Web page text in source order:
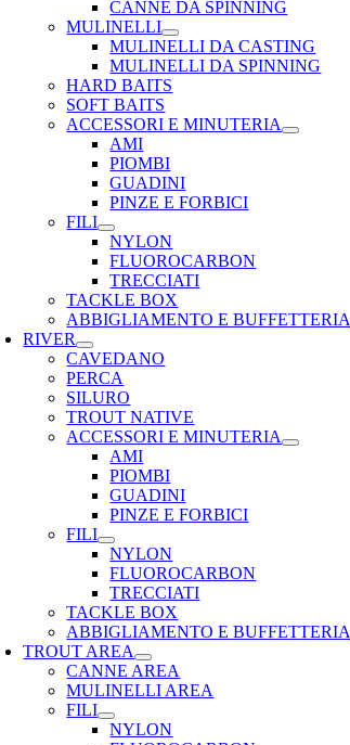
CANNE DA SPINNING
MULINELLI
MULINELLI DA CASTING
MULINELLI DA SPINNING
HARD BAITS
SOFT BAITS
ACCESSORI E MINUTERIA
AMI
PIOMBI
GUADINI
PINZE E FORBICI
FILI
NYLON
FLUOROCARBON
TRECCIATI
TACKLE BOX
ABBIGLIAMENTO E BUFFETTERIA
RIVER
CAVEDANO
PERCA
SILURO
TROUT NATIVE
ACCESSORI E MINUTERIA
AMI
PIOMBI
GUADINI
PINZE E FORBICI
FILI
NYLON
FLUOROCARBON
TRECCIATI
TACKLE BOX
ABBIGLIAMENTO E BUFFETTERIA
TROUT AREA
CANNE AREA
MULINELLI AREA
FILI
NYLON